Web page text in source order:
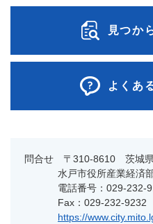
見つか
よくあ
問合せ 〒310-8610 茨城県
水戸市役所産業経済部
電話番号：029-232-
Fax：029-232-9232
https://